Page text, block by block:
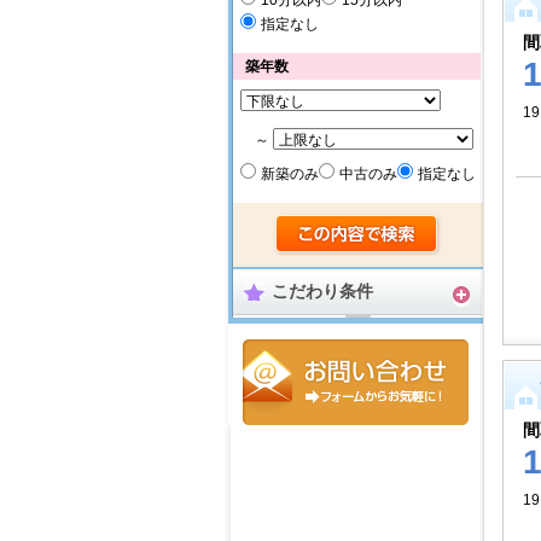
指定なし
築年数
～
新築のみ
中古のみ 指定なし
こだわり条件